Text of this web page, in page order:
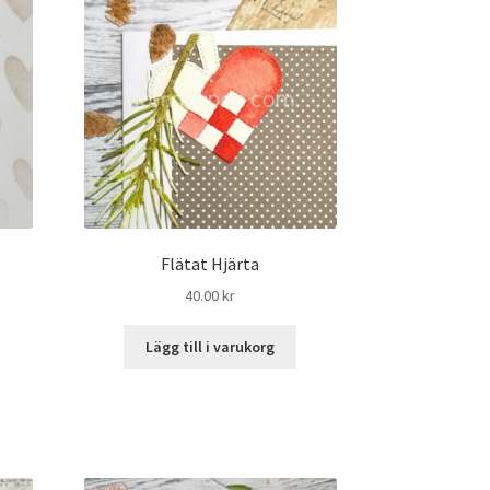
Flätat Hjärta
40.00kr
Lägg till i varukorg